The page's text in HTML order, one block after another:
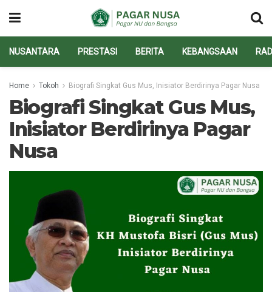
NUSANTARA PRESTASI BERITA KEBANGSAAN
Home Tokoh Biografi Singkat Gus Mus, Inisiator Berdirinya Pagar Nusa
Biografi Singkat Gus Mus,
Inisiator Berdirinya Pagar
Nusa